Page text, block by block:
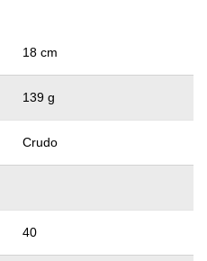
18 cm
139 g
Crudo
40